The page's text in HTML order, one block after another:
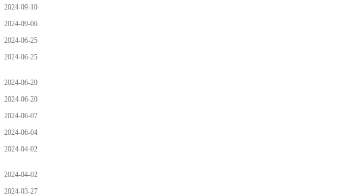
2024-09-10
2024-09-06
2024-06-25
2024-06-25
2024-06-20
2024-06-20
2024-06-07
2024-06-04
2024-04-02
2024-04-02
2024-03-27